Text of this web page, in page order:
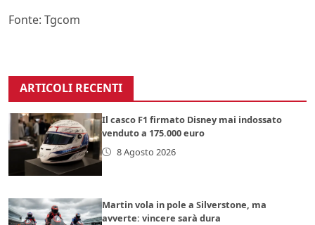
Fonte: Tgcom
ARTICOLI RECENTI
Il casco F1 firmato Disney mai indossato
venduto a 175.000 euro
8 Agosto 2026
Martin vola in pole a Silverstone, ma
avverte: vincere sarà dura